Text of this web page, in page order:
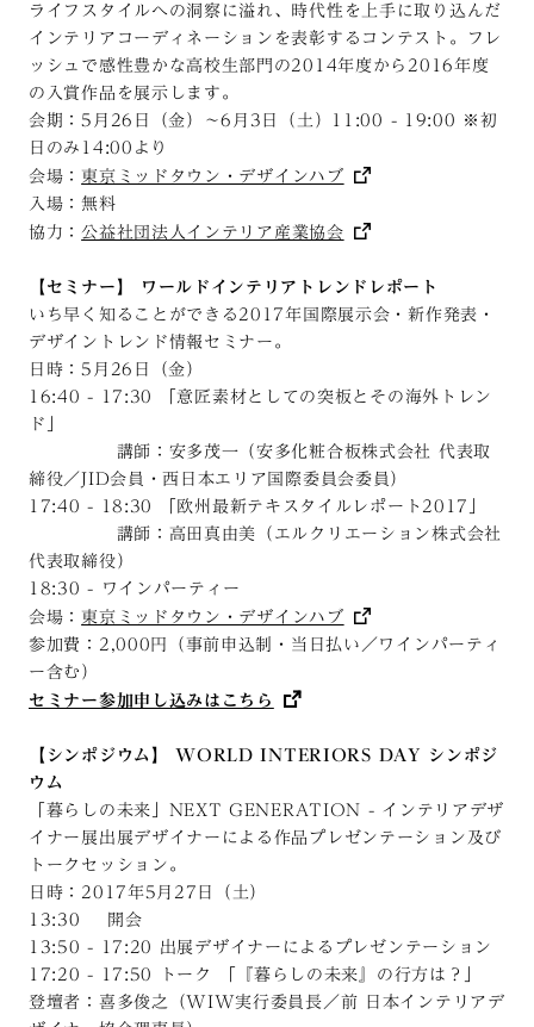
ライフスタイルへの洞察に溢れ、時代性を上手に取り込んだ
インテリアコーディネーションを表彰するコンテスト。フレ
ッシュで感性豊かな高校生部門の2014年度から2016年度
の入賞作品を展示します。
会期：5月26日（金）～6月3日（土）11:00 - 19:00 ※初
日のみ14:00より
会場： 東京ミッドタウン・デザインハブ
入場：無料
協力：公益社団法人インテリア産業協会
【セミナー】 ワールドインテリアトレンドレポート
いち早く知ることができる2017年国際展示会・新作発表・
デザイントレンド情報セミナー。
日時：5月26日（金）
16:40 - 17:30 「意匠素材としての突板とその海外トレン
ド」
講師：安多茂一（安多化粧合板株式会社 代表取
締役／JID会員・西日本エリア国際委員会委員）
17:40 - 18:30 「欧州最新テキスタイルレポート2017」
講師：高田真由美（エルクリエーション株式会社
代表取締役）
18:30 - ワインパーティー
会場： 東京ミッドタウン・デザインハブ
参加費：2,000円（事前申込制・当日払い／ワインパーティ
ー含む）
セミナー参加申し込みはこちら
【シンポジウム】 WORLD INTERIORS DAY シンポジ
ウム
「暮らしの未来」NEXT GENERATION - インテリアデザ
イナー展出展デザイナーによる作品プレゼンテーション及び
トークセッション。
日時：2017年5月27日（土）
13:30 開会
13:50 - 17:20 出展デザイナーによるプレゼンテーション
17:20 - 17:50 トーク 「『暮らしの未来』の行方は？」
登壇者：喜多俊之（WIW実行委員長／前 日本インテリアデ